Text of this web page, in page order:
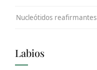
Nucleótidos reafirmantes
Labios